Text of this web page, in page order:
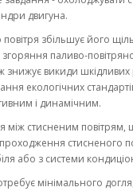
двигуна.
збільшує його
паливо-
знижує викиди
екологічних
і динамічним.
між стисненим
стисненого
або з системи
мінімального